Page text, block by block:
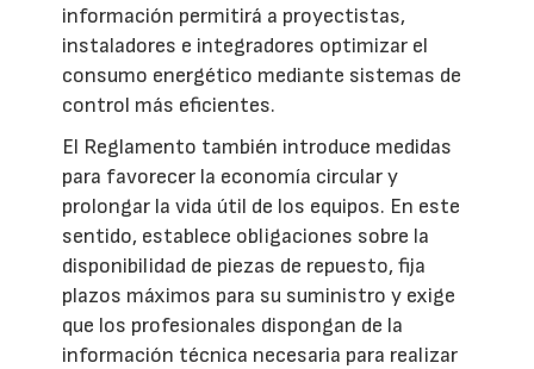
información permitirá a proyectistas,
instaladores e integradores optimizar el
consumo energético mediante sistemas de
control más eficientes.
El Reglamento también introduce medidas
para favorecer la economía circular y
prolongar la vida útil de los equipos. En este
sentido, establece obligaciones sobre la
disponibilidad de piezas de repuesto, fija
plazos máximos para su suministro y exige
que los profesionales dispongan de la
información técnica necesaria para realizar